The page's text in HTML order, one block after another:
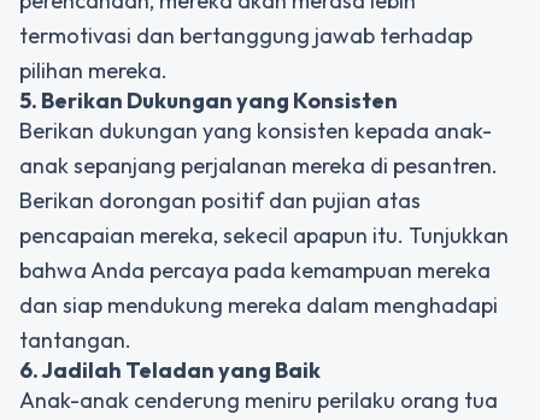
termotivasi dan bertanggung jawab terhadap
pilihan mereka.
5. Berikan Dukungan yang Konsisten
Berikan dukungan yang konsisten kepada anak-
anak sepanjang perjalanan mereka di pesantren.
Berikan dorongan positif dan pujian atas
pencapaian mereka, sekecil apapun itu. Tunjukkan
bahwa Anda percaya pada kemampuan mereka
dan siap mendukung mereka dalam menghadapi
tantangan.
6. Jadilah Teladan yang Baik
Anak-anak cenderung meniru perilaku orang tua